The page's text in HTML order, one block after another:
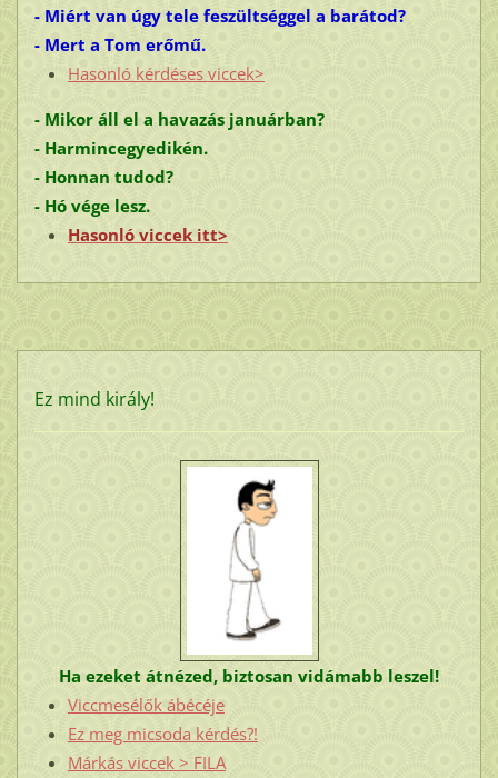
- Miért van úgy tele feszültséggel a barátod?
- Mert a Tom erőmű.
Hasonló kérdéses viccek>
- Mikor áll el a havazás januárban?
- Harmincegyedikén.
- Honnan tudod?
- Hó vége lesz.
Hasonló viccek itt>
Ez mind király!
Ha ezeket átnézed, biztosan vidámabb leszel!
Viccmesélők ábécéje
Ez meg micsoda kérdés?!
Márkás viccek > FILA